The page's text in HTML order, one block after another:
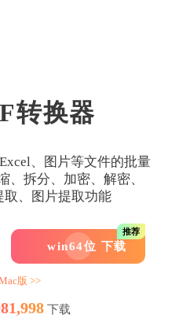
转换器
、图片等文件的批量
、拆分、加密、解密、
取、图片提取功能
win64位 下载
推荐
版 >>
下载